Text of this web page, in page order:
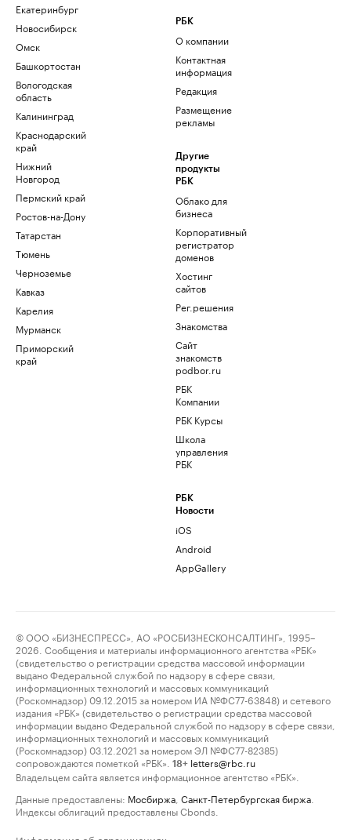
Екатеринбург
Новосибирск
Омск
Башкортостан
Вологодская
область
Калининград
Краснодарский
край
Нижний
Новгород
Пермский край
Ростов-на-Дону
Татарстан
Тюмень
Черноземье
Кавказ
Карелия
Мурманск
Приморский
край
РБК
О компании
Контактная
информация
Редакция
Размещение
рекламы
Другие
продукты
РБК
Облако для
бизнеса
Корпоративный
регистратор
доменов
Хостинг
сайтов
Рег.решения
Знакомства
Сайт
знакомств
podbor.ru
РБК
Компании
РБК Курсы
Школа
управления
РБК
РБК
Новости
iOS
Android
AppGallery
© ООО «БИЗНЕСПРЕСС», АО «РОСБИЗНЕСКОНСАЛТИНГ», 1995–
2026. Сообщения и материалы информационного агентства «РБК»
(свидетельство о регистрации средства массовой информации
выдано Федеральной службой по надзору в сфере связи,
информационных технологий и массовых коммуникаций
(Роскомнадзор) 09.12.2015 за номером ИА №ФС77-63848) и сетевого
издания «РБК» (свидетельство о регистрации средства массовой
информации выдано Федеральной службой по надзору в сфере связи,
информационных технологий и массовых коммуникаций
(Роскомнадзор) 03.12.2021 за номером ЭЛ №ФС77-82385)
сопровождаются пометкой «РБК».
18+ letters@rbc.ru
Владельцем сайта является информационное агентство «РБК».
Данные предоставлены: Мосбиржа Санкт-Петербургская биржа
Индексы облигаций предоставлены Cbonds.